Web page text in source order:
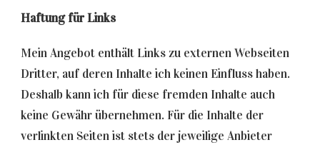
Haftung für Links
Mein Angebot enthält Links zu externen Webseiten
Dritter, auf deren Inhalte ich keinen Einfluss haben.
Deshalb kann ich für diese fremden Inhalte auch
keine Gewähr übernehmen. Für die Inhalte der
verlinkten Seiten ist stets der jeweilige Anbieter